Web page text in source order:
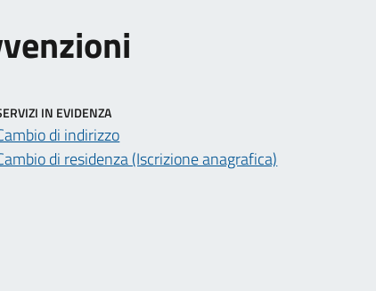
IN EVIDENZA
di indirizzo
di residenza (Iscrizione anagrafica)